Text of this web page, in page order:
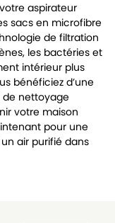
aspirateur
sacs en microfibre
de filtration
les bactéries et
intérieur plus
bénéficiez d’une
de nettoyage
votre maison
pour une
air purifié dans